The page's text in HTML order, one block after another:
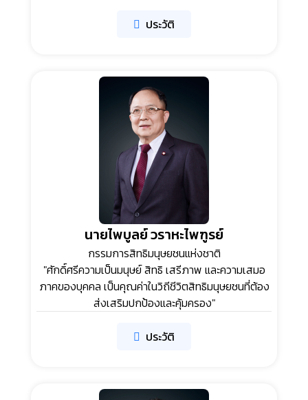
ประวัติ
นายไพบูลย์ วราหะไพฑูรย์
กรรมการสิทธิมนุษยชนแห่งชาติ
"ศักดิ์ศรีความเป็นมนุษย์ สิทธิ เสรีภาพ และความเสมอ
ภาคของบุคคล เป็นคุณค่าในวิถีชีวิตสิทธิมนุษยชนที่ต้อง
ส่งเสริมปกป้องและคุ้มครอง"
ประวัติ